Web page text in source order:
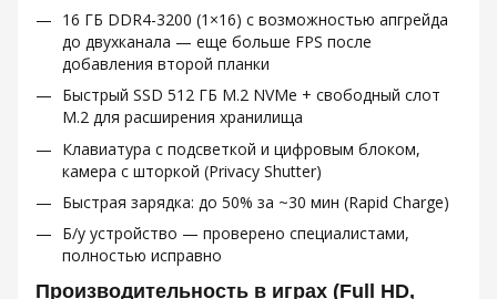
16 ГБ DDR4-3200 (1×16) с возможностью апгрейда
до двухканала — еще больше FPS после
добавления второй планки
Быстрый SSD 512 ГБ M.2 NVMe + свободный слот
M.2 для расширения хранилища
Клавиатура с подсветкой и цифровым блоком,
камера с шторкой (Privacy Shutter)
Быстрая зарядка: до 50% за ~30 мин (Rapid Charge)
Б/у устройство — проверено специалистами,
полностью исправно
Производительность в играх (Full HD,